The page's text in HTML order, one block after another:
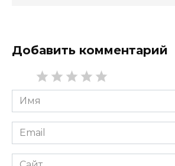
Добавить комментарий
Имя
*
Email
*
Сайт